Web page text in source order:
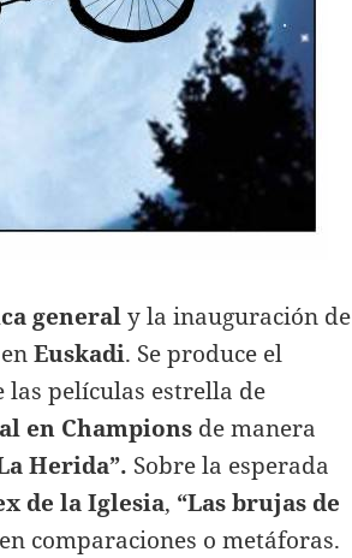
generaly la inauguración de
enEuskadi. Se produce el
las películas estrella de
en Champions de manera
Herida”. Sobre la esperada
de la Iglesia, “Las brujas de
comparaciones o metáforas.